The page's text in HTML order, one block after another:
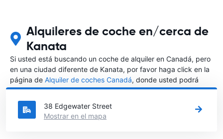
Alquileres de coche en/cerca de
Kanata
Si usted está buscando un coche de alquiler en Canadá, pero
en una ciudad diferente de Kanata, por favor haga click en la
página de Alquiler de coches Canadá, donde usted podrá
elegir en qué ciudad de Canadá desea alquilar un coche.
38 Edgewater Street
Mostrar en el mapa